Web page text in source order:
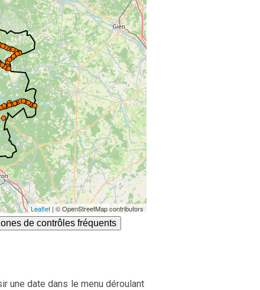
Leaflet| © OpenStreetMap contributors
de contrôles fréquents
une date dans le menu déroulant